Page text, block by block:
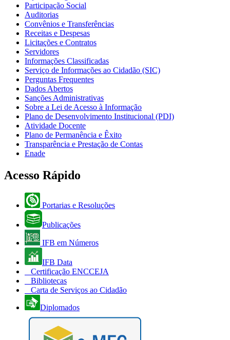
Participação Social
Auditorias
Convênios e Transferências
Receitas e Despesas
Licitações e Contratos
Servidores
Informações Classificadas
Serviço de Informações ao Cidadão (SIC)
Perguntas Frequentes
Dados Abertos
Sanções Administrativas
Sobre a Lei de Acesso à Informação
Plano de Desenvolvimento Institucional (PDI)
Atividade Docente
Plano de Permanência e Êxito
Transparência e Prestação de Contas
Enade
Acesso Rápido
Portarias e Resoluções
Publicações
IFB em Números
IFB Data
Certificação ENCCEJA
Bibliotecas
Carta de Serviços ao Cidadão
Diplomados